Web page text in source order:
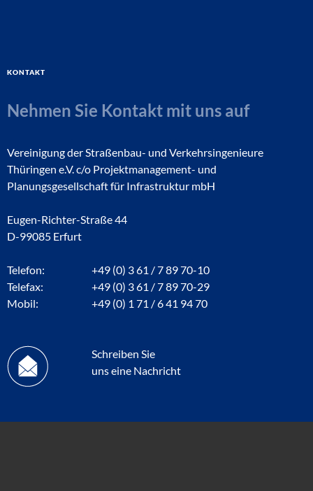
Kontakt
Nehmen Sie Kontakt mit uns auf
Vereinigung der Straßenbau- und Verkehrsingenieure
Thüringen e.V. c/o Projektmanagement- und
Planungsgesellschaft für Infrastruktur mbH
Eugen-Richter-Straße 44
D-99085 Erfurt
Telefon:
+49 (0) 3 61 / 7 89 70-10
Telefax:
+49 (0) 3 61 / 7 89 70-29
Mobil:
+49 (0) 1 71 / 6 41 94 70
Schreiben Sie
uns eine Nachricht